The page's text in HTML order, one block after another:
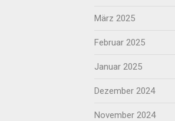
März 2025
Februar 2025
Januar 2025
Dezember 2024
November 2024